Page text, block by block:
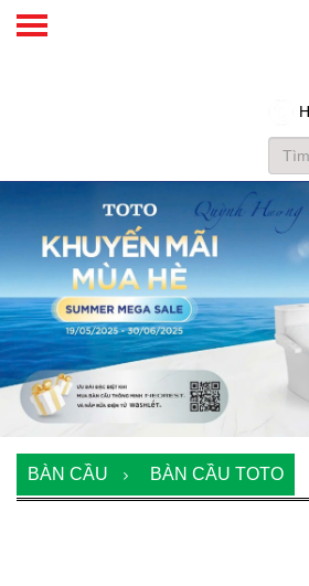
SHOWROOM TOTO CHÍNH
BÀN CẦU BÀN CẦU TOTO